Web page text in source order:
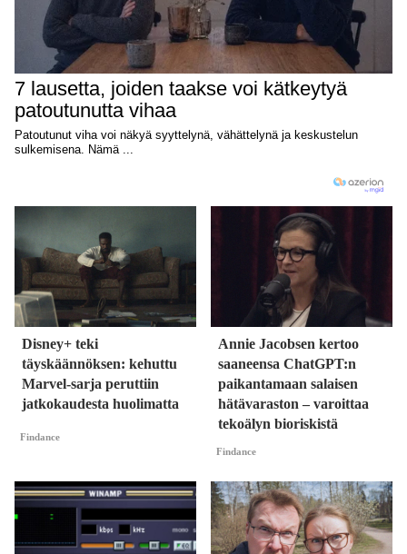
Disney+ teki
täyskäännöksen: kehuttu
Marvel-sarja peruttiin
jatkokaudesta huolimatta
Findance
Annie Jacobsen kertoo
saaneensa ChatGPT:n
paikantamaan salaisen
hätävaraston – varoittaa
tekoälyn bioriskistä
Findance